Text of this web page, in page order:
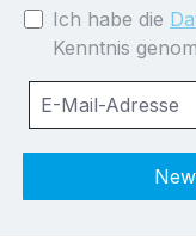
Ich habe die
Kenntnis